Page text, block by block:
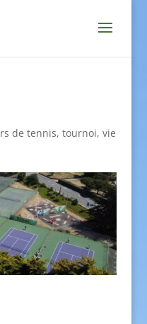
de tennis, tournoi, vie